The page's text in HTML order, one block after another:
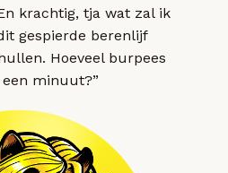
krachtig, tja wat zal ik
gespierde berenlijf
Hoeveel burpees
minuut?”